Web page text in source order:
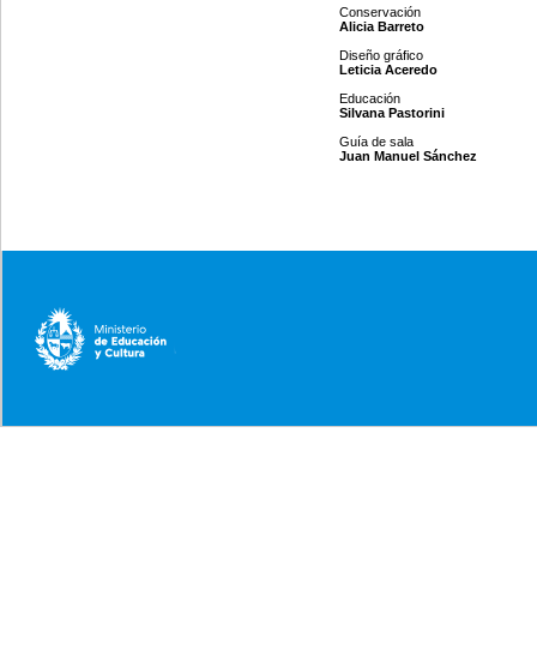
Conservación
Alicia Barreto
Diseño gráfico
Leticia Aceredo
Educación
Silvana Pastorini
Guía de sala
Juan Manuel Sánchez